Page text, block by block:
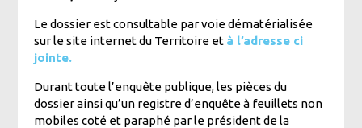
Le dossier est consultable par voie dématérialisée
sur le site internet du Territoire et à l’adresse ci
jointe.
Durant toute l’enquête publique, les pièces du
dossier ainsi qu’un registre d’enquête à feuillets non
mobiles coté et paraphé par le président de la